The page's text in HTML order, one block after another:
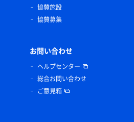
協賛施設
協賛募集
お問い合わせ
ヘルプセンター
総合お問い合わせ
ご意見箱